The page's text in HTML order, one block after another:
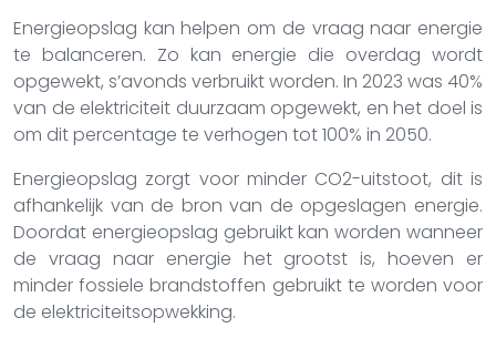
Energieopslag kan helpen om de vraag naar energie
te balanceren. Zo kan energie die overdag wordt
opgewekt, s’avonds verbruikt worden. In 2023 was 40%
van de elektriciteit duurzaam opgewekt, en het doel is
om dit percentage te verhogen tot 100% in 2050.
Energieopslag zorgt voor minder CO2-uitstoot, dit is
afhankelijk van de bron van de opgeslagen energie.
Doordat energieopslag gebruikt kan worden wanneer
de vraag naar energie het grootst is, hoeven er
minder fossiele brandstoffen gebruikt te worden voor
de elektriciteitsopwekking.